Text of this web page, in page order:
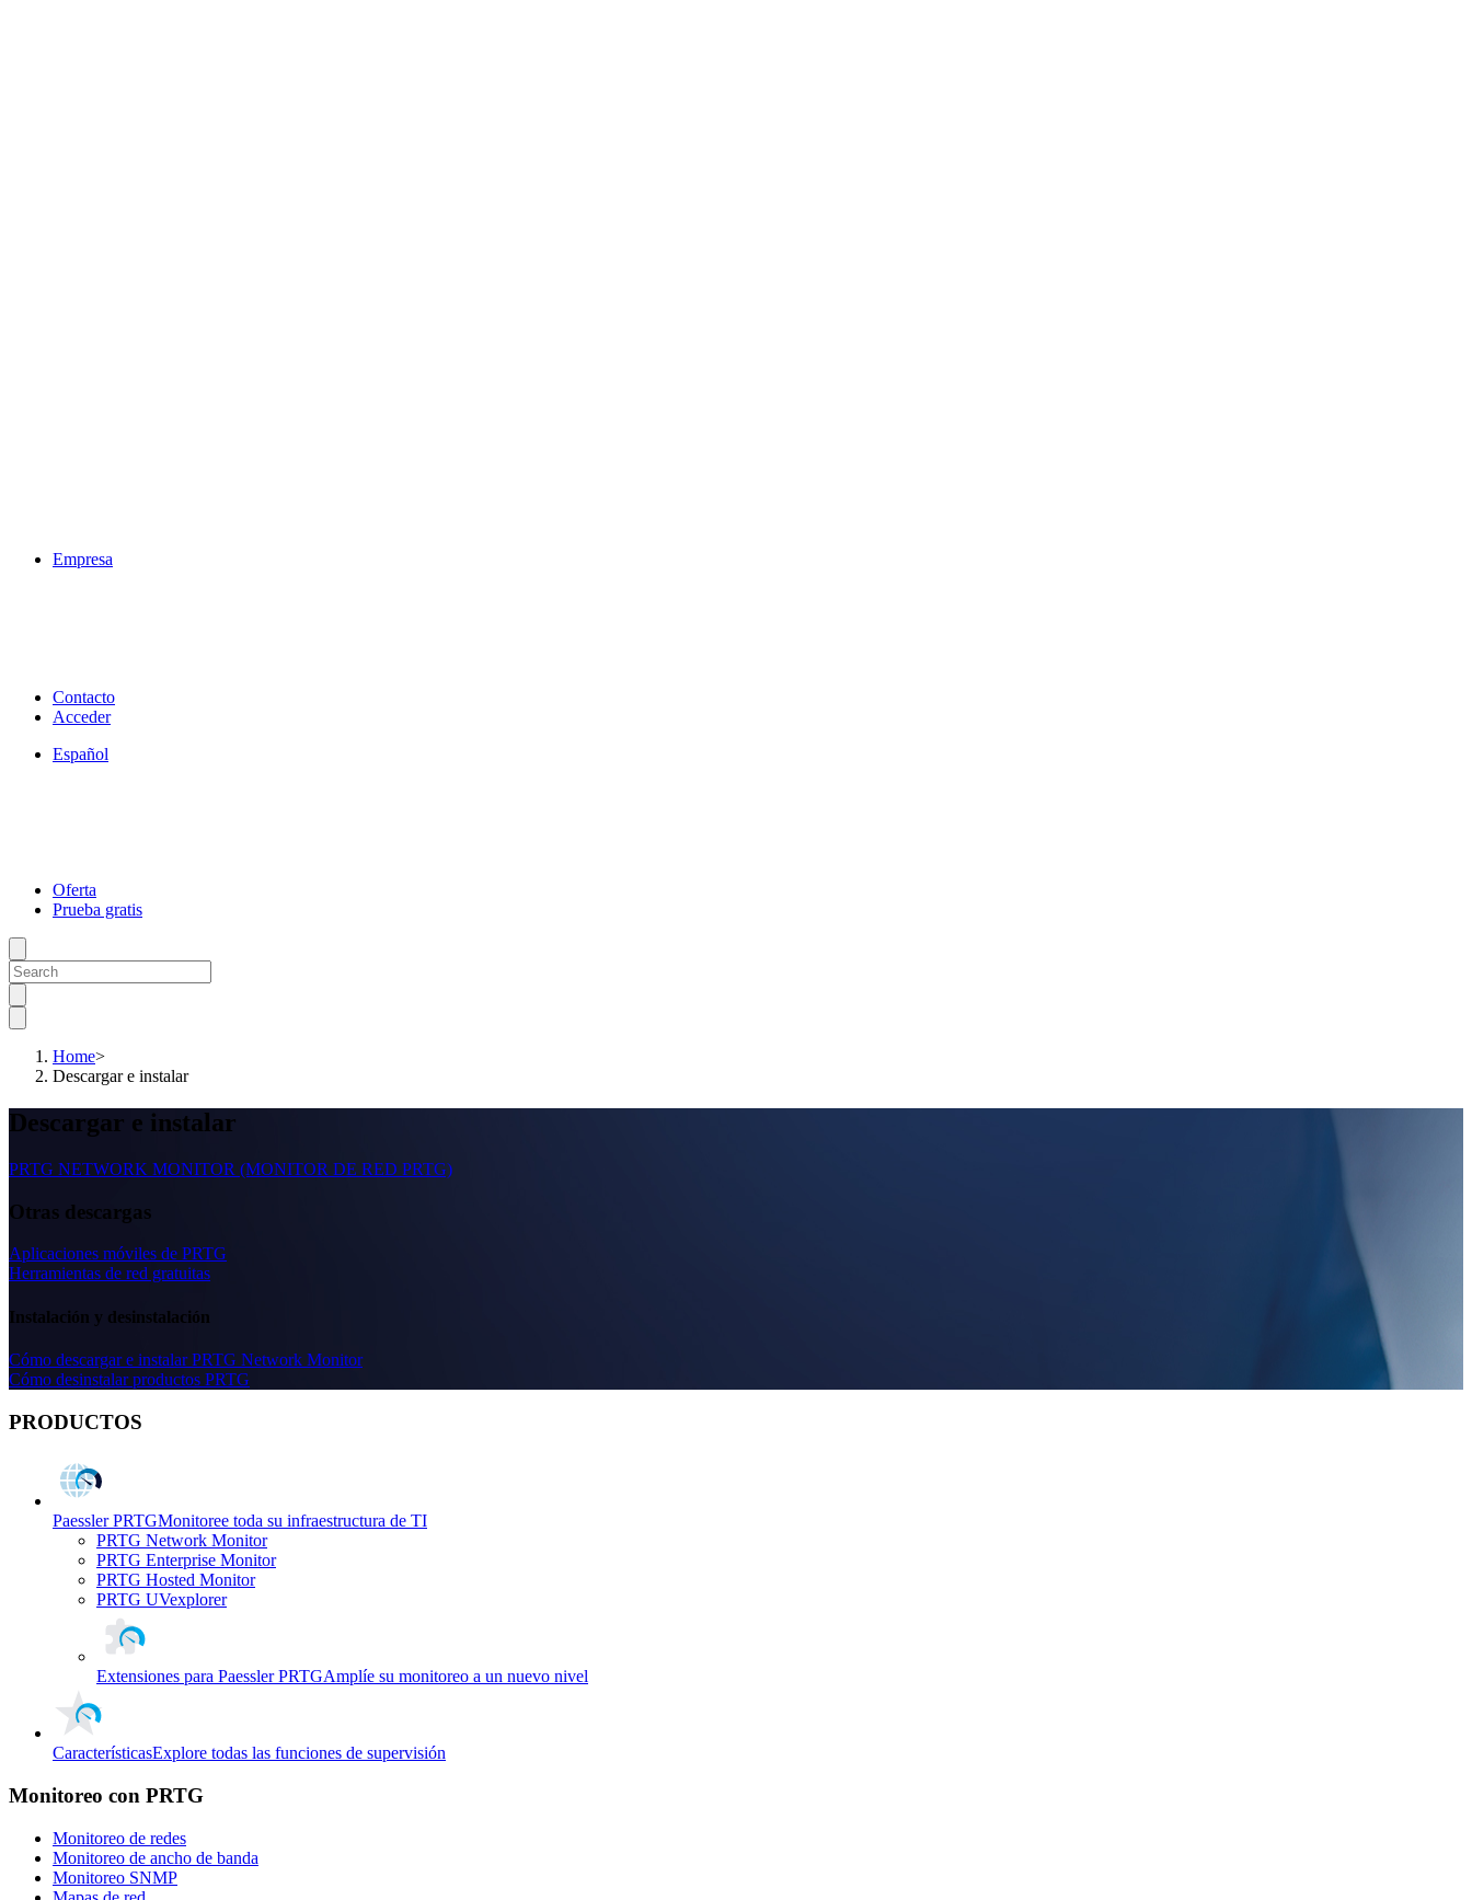
Empresa
Contacto
Acceder
Español
Oferta
Prueba gratis
Home>
Descargar e instalar
Descargar e instalar
PRTG NETWORK MONITOR (MONITOR DE RED PRTG)
Otras descargas
Aplicaciones móviles de PRTG
Herramientas de red gratuitas
Instalación y desinstalación
Cómo descargar e instalar PRTG Network Monitor
Cómo desinstalar productos PRTG
PRODUCTOS
Paessler PRTGMonitoree toda su infraestructura de TI
PRTG Network Monitor
PRTG Enterprise Monitor
PRTG Hosted Monitor
PRTG UVexplorer
Extensiones para Paessler PRTGAmplíe su monitoreo a un nuevo nivel
CaracterísticasExplore todas las funciones de supervisión
Monitoreo con PRTG
Monitoreo de redes
Monitoreo de ancho de banda
Monitoreo SNMP